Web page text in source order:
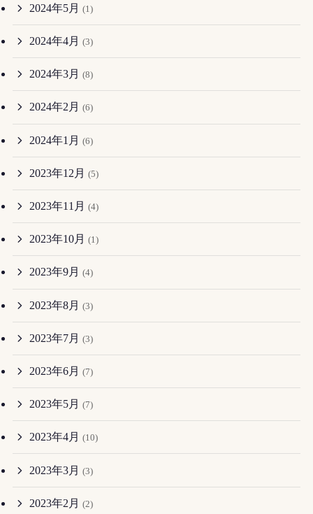
2024年5月 (1)
2024年4月 (3)
2024年3月 (8)
2024年2月 (6)
2024年1月 (6)
2023年12月 (5)
2023年11月 (4)
2023年10月 (1)
2023年9月 (4)
2023年8月 (3)
2023年7月 (3)
2023年6月 (7)
2023年5月 (7)
2023年4月 (10)
2023年3月 (3)
2023年2月 (2)